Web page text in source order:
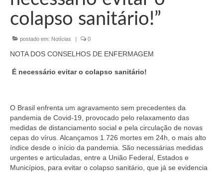
Conselheiros e Diretoria
Câmaras Técnicas
Eleições Triênio 2027-2029
Eleições 2023
colapso sanitário!”
postado em: Notícias | 0
NOTA DOS CONSELHOS DE ENFERMAGEM
É necessário evitar o colapso sanitário!
O Brasil enfrenta um agravamento sem precedentes da
pandemia de Covid-19, provocado pelo relaxamento das
medidas de distanciamento social e pela circulação de novas
cepas do vírus. Alcançamos 1.726 mortes em 24h, o mais alto
índice desde o início da pandemia. São necessárias medidas
urgentes e articuladas, entre a União Federal, Estados e
Municípios, para evitar o colapso sanitário, que já se evidencia